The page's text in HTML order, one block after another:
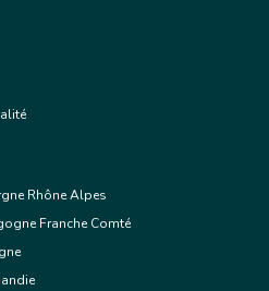
Rhône Alpes
Franche Comté